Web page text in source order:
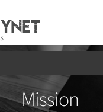
Mission